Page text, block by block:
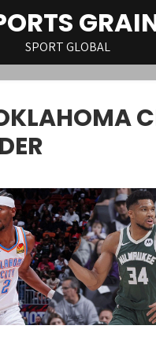
SPORT GLOBAL